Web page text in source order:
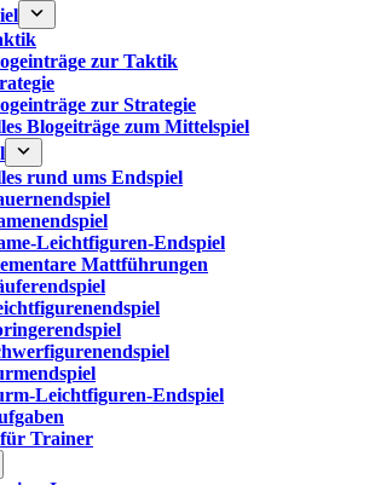
zur Taktik
zur Strategie
Blogeiträge zum Mittelspiel
rund ums Endspiel
Leichtfiguren-Endspiel
Mattführungen
Leichtfiguren-Endspiel
für Trainer